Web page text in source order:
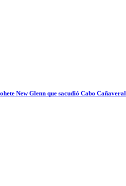
New Glenn que sacudió Cabo Cañaveral